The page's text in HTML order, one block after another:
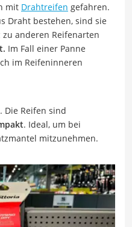
mit Drahtreifen gefahren.
Draht bestehen, sind sie
anderen Reifenarten
Im Fall einer Panne
im Reifeninneren
Die Reifen sind
. Ideal, um bei
mitzunehmen.